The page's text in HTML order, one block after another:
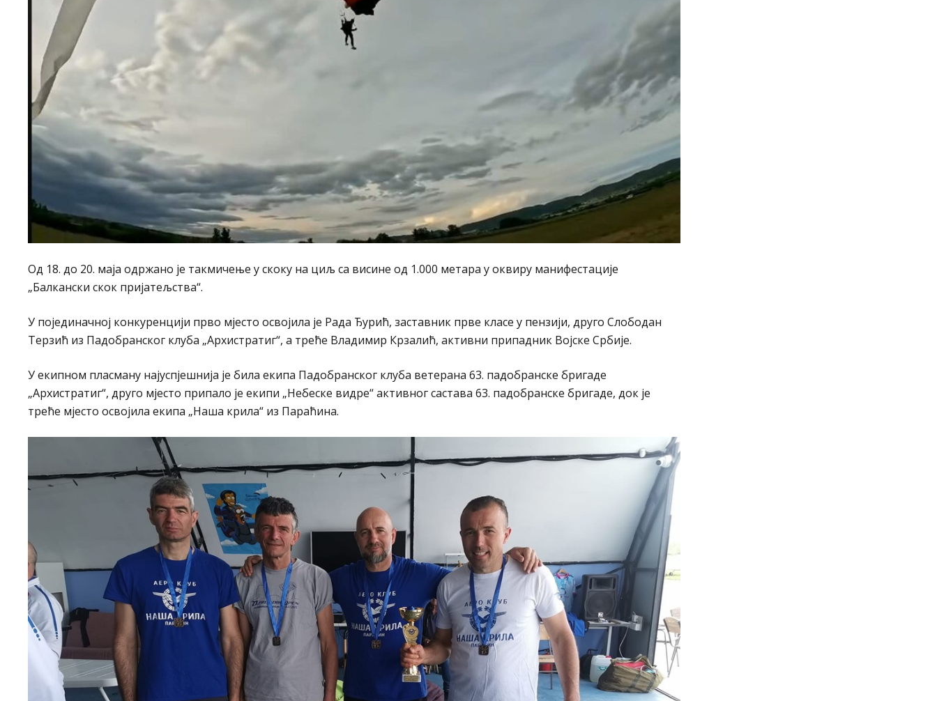
Од 18. до 20. маја одржано је такмичење у скоку на циљ са висине од 1.000 метара у оквиру манифестације
„Балкански скок пријатељства“.
У појединачној конкуренцији прво мјесто освојила је Рада Ђурић, заставник прве класе у пензији, друго Слободан
Терзић из Падобранског клуба „Архистратиг“, а треће Владимир Крзалић, активни припадник Војске Србије.
У екипном пласману најуспјешнија је била екипа Падобранског клуба ветерана 63. падобранске бригаде
„Архистратиг“, друго мјесто припало је екипи „Небеске видре“ активног састава 63. падобранске бригаде, док је
треће мјесто освојила екипа „Наша крила“ из Параћина.